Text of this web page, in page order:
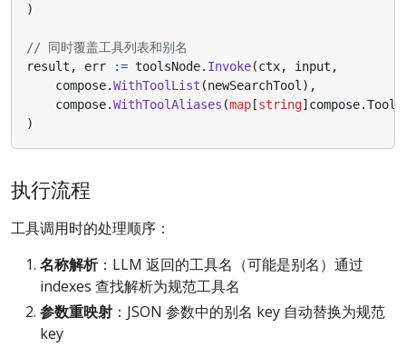
)
// 同时覆盖工具列表和别名
result , err := toolsNode. Invoke(ctx, input ,
compose.WithToolList (newSearchTool ),
compose.WithToolAliases (map [string] compose.
)
执行流程
工具调用时的处理顺序：
名称解析：LLM 返回的工具名（可能是别名）通过
indexes 查找解析为规范工具名
参数重映射 ：JSON 参数中的别名 key 自动替换为规范
key